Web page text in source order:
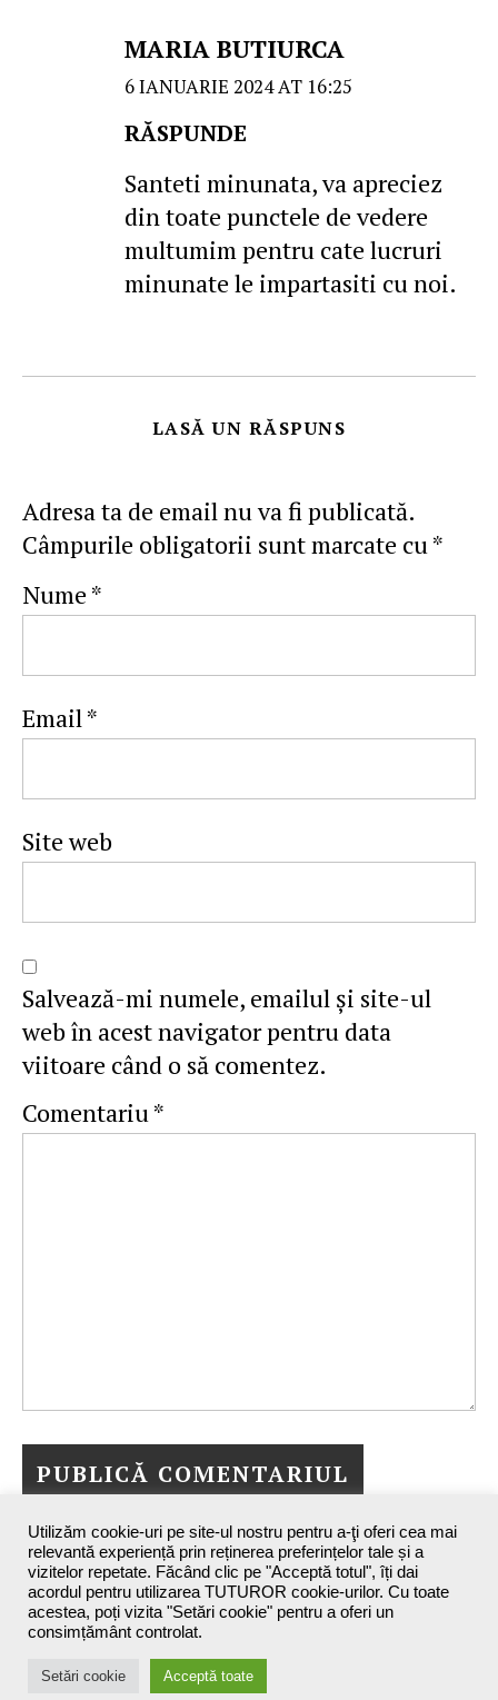
MARIA BUTIURCA
6 IANUARIE 2024 AT 16:25
RĂSPUNDE
Santeti minunata, va apreciez
din toate punctele de vedere
multumim pentru cate lucruri
minunate le impartasiti cu noi.
LASĂ UN RĂSPUNS
Adresa ta de email nu va fi publicată.
Câmpurile obligatorii sunt marcate cu*
Nume *
Email*
Site web
Salvează-mi numele, emailul și site-ul
web în acest navigator pentru data
viitoare când o să comentez.
Comentariu*
Maxine`s Blog - 2026 ©
Utilizăm cookie-uri pe site-ul nostru pentru a-ţi oferi cea mai
relevantă experiență prin reținerea preferințelor tale și a
vizitelor repetate. Făcând clic pe "Acceptă totul", îți dai
acordul pentru utilizarea TUTUROR cookie-urilor. Cu toate
acestea, poți vizita "Setări cookie" pentru a oferi un
consimțământ controlat.
Setări cookie Acceptă toate